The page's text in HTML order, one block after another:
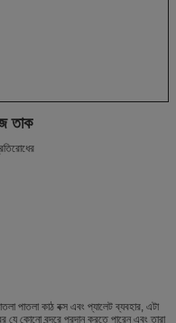
তাক
পাতলা কাঠ বক্স এবং প্যালেট ব্যবহার, এটা
যে কোনো বন্দরে প্রদান করতে পারেন এবং তারা